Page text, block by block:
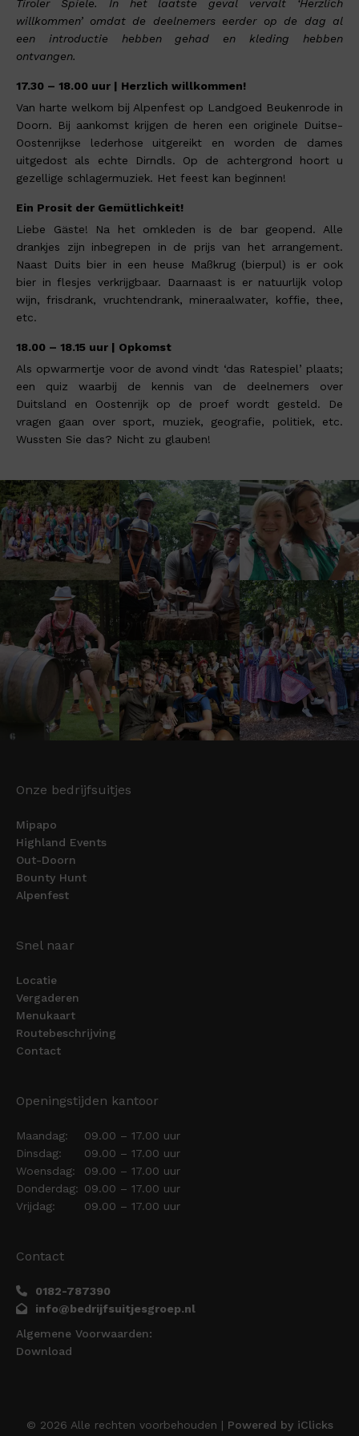
Tiroler Spiele. In het laatste geval vervalt ‘Herzlich
willkommen’ omdat de deelnemers eerder op de dag al
een introductie hebben gehad en kleding hebben
ontvangen.
17.30 – 18.00 uur | Herzlich willkommen!
Van harte welkom bij Alpenfest op Landgoed Beukenrode in
Doorn. Bij aankomst krijgen de heren een originele Duitse-
Oostenrijkse lederhose uitgereikt en worden de dames
uitgedost als echte Dirndls. Op de achtergrond hoort u
gezellige schlagermuziek. Het feest kan beginnen!
Ein Prosit der Gemütlichkeit!
Liebe Gäste! Na het omkleden is de bar geopend. Alle
drankjes zijn inbegrepen in de prijs van het arrangement.
Naast Duits bier in een heuse Maßkrug (bierpul) is er ook
bier in flesjes verkrijgbaar. Daarnaast is er natuurlijk volop
wijn, frisdrank, vruchtendrank, mineraalwater, koffie, thee,
etc.
18.00 – 18.15 uur | Opkomst
Als opwarmertje voor de avond vindt ‘das Ratespiel’ plaats;
een quiz waarbij de kennis van de deelnemers over
Duitsland en Oostenrijk op de proef wordt gesteld. De
vragen gaan over sport, muziek, geografie, politiek, etc.
Wussten Sie das? Nicht zu glauben!
Onze bedrijfsuitjes
Mipapo
Highland Events
Out-Doorn
Bounty Hunt
Alpenfest
Snel naar
Locatie
Vergaderen
Menukaart
Routebeschrijving
Contact
Openingstijden kantoor
Maandag:
09.00 – 17.00 uur
Dinsdag:
09.00 – 17.00 uur
Woensdag:
09.00 – 17.00 uur
Donderdag: 09.00 – 17.00 uur
Vrijdag:
09.00 – 17.00 uur
Contact
0182-787390
info@bedrijfsuitjesgroep.nl
Algemene Voorwaarden:
Download
© 2026 Alle rechten voorbehouden | Powered by iClicks